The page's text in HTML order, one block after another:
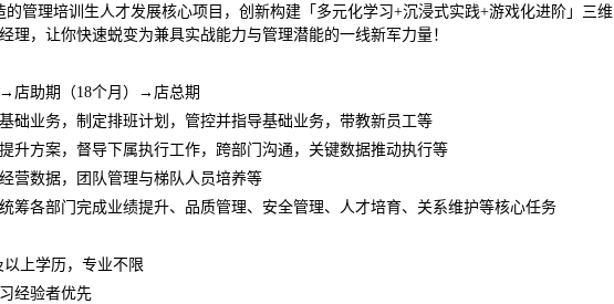
管理培训生人才发展核心项目，创新构建「多元化学习+沉浸式实践+游戏化进阶」三维
理，让你快速蜕变为兼具实战能力与管理潜能的一线新军力量！
店助期（18个月）→店总期
础业务，制定排班计划，管控并指导基础业务，带教新员工等
升方案，督导下属执行工作，跨部门沟通，关键数据推动执行等
营数据，团队管理与梯队人员培养等
筹各部门完成业绩提升、品质管理、安全管理、人才培育、关系维护等核心任务
以上学历，专业不限
经验者优先